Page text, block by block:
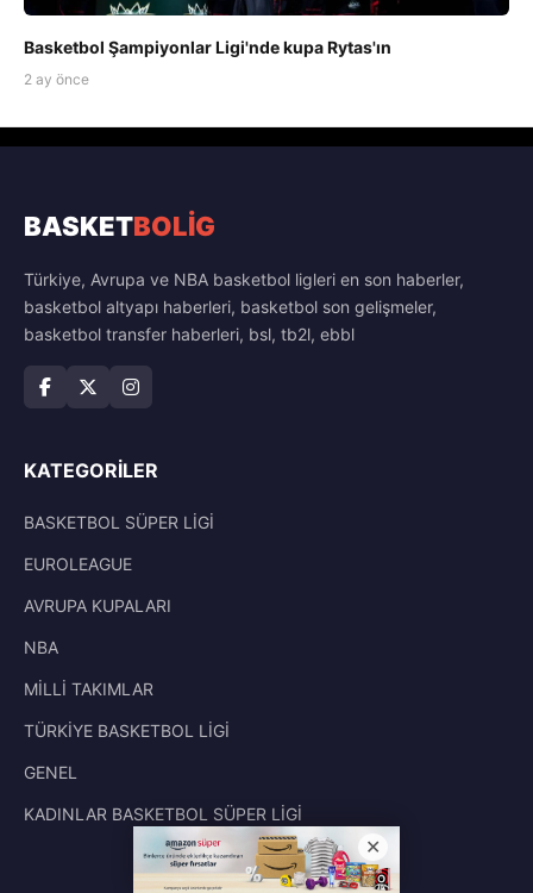
Basketbol Şampiyonlar Ligi'nde kupa Rytas'ın
2 ay önce
BASKETBOLİG
Türkiye, Avrupa ve NBA basketbol ligleri en son haberler,
basketbol altyapı haberleri, basketbol son gelişmeler,
basketbol transfer haberleri, bsl, tb2l, ebbl
KATEGORILER
BASKETBOL SÜPER LİGİ
EUROLEAGUE
AVRUPA KUPALARI
NBA
MİLLİ TAKIMLAR
TÜRKİYE BASKETBOL LİGİ
GENEL
KADINLAR BASKETBOL SÜPER LİGİ